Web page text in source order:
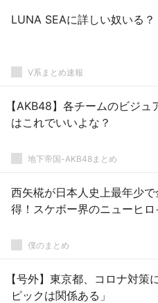
LUNA SEAに詳しい奴いる？
V系まとめ速報
【AKB48】各チームのビジュ
はこれでいいよな？
地下帝国-AKB48まとめ
西矢椛が日本人史上最年少
得！スケボー界のニューヒロ
僕のまとめ
【号外】東京都、コロナ対
ピックは関係ある」